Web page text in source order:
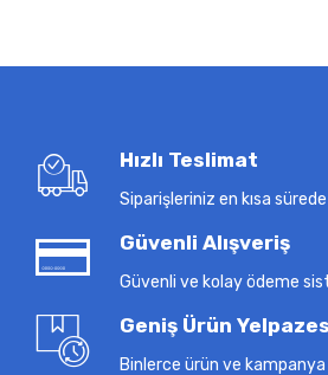
Hızlı Teslimat
Siparişleriniz en kısa sürede
Güvenli Alışveriş
Güvenli ve kolay ödeme
Geniş Ürün
Binlerce ürün ve